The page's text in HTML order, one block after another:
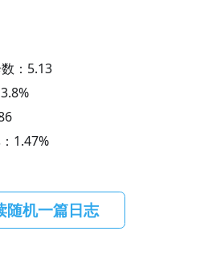
： 5.13
%
1.47%
随机一篇日志